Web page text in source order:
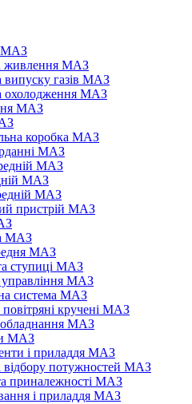
МАЗ
живлення МАЗ
випуску газів МАЗ
охолодження МАЗ
МАЗ
коробка МАЗ
МАЗ
МАЗ
МАЗ
МАЗ
пристрій МАЗ
МАЗ
МАЗ
ступиці МАЗ
управління МАЗ
система МАЗ
кручені МАЗ
МАЗ
МАЗ
і приладдя МАЗ
відбору потужностей МАЗ
приналежності МАЗ
і приладдя МАЗ